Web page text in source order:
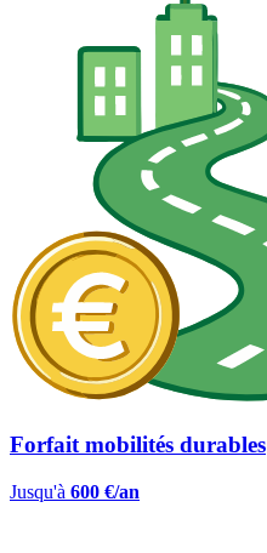
Forfait mobilités durables
Jusqu'à 600 €/an